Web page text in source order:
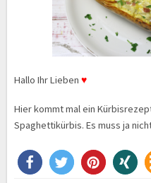
Hallo Ihr Lieben ♥
Hier kommt mal ein
Spaghettikürbis. Es muss ja